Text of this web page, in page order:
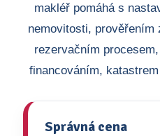
makléř pomáhá s
nemovitosti, prověřením
rezervačním
financováním,
Správná cena